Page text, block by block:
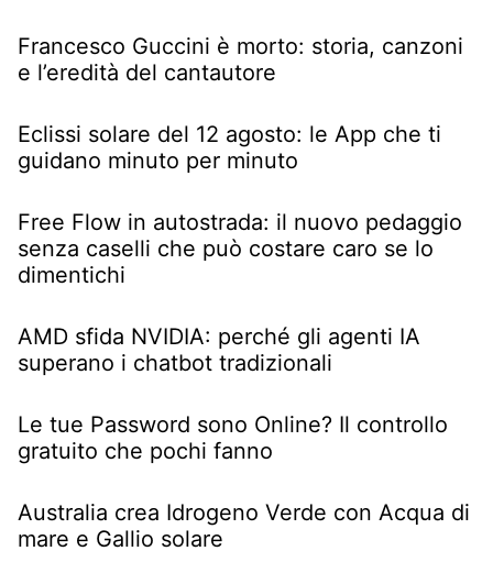
Francesco Guccini è morto: storia, canzoni
e l’eredità del cantautore
Eclissi solare del 12 agosto: le App che ti
guidano minuto per minuto
Free Flow in autostrada: il nuovo pedaggio
senza caselli che può costare caro se lo
dimentichi
AMD sfida NVIDIA: perché gli agenti IA
superano i chatbot tradizionali
Le tue Password sono Online? Il controllo
gratuito che pochi fanno
Australia crea Idrogeno Verde con Acqua di
mare e Gallio solare